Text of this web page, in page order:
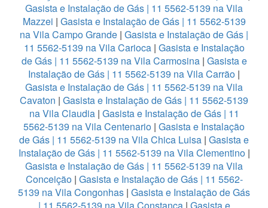
Gasista e Instalação de Gás | 11 5562-5139 na Vila
Mazzei | Gasista e Instalação de Gás | 11 5562-5139
na Vila Campo Grande | Gasista e Instalação de Gás |
11 5562-5139 na Vila Carioca| Gasista e Instalação
de Gás | 11 5562-5139 na Vila Carmosina| Gasista e
Instalação de Gás | 11 5562-5139 na Vila Carrão |
Gasista e Instalação de Gás | 11 5562-5139 na Vila
Cavaton | Gasista e Instalação de Gás | 11 5562-5139
na Vila Claudia| Gasista e Instalação de Gás | 11
5562-5139 na Vila Centenario | Gasista e Instalação
de Gás | 11 5562-5139 na Vila Chica Luisa | Gasista e
Instalação de Gás | 11 5562-5139 na Vila Clementino|
Gasista e Instalação de Gás | 11 5562-5139 na Vila
Conceição| Gasista e Instalação de Gás | 11 5562-
5139 na Vila Congonhas | Gasista e Instalação de Gás